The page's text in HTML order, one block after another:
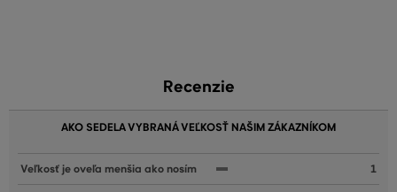
Recenzie
AKO SEDELA VYBRANÁ VEĽKOSŤ NAŠIM ZÁKAZNÍKOM
Veľkosť je oveľa menšia ako nosím 1